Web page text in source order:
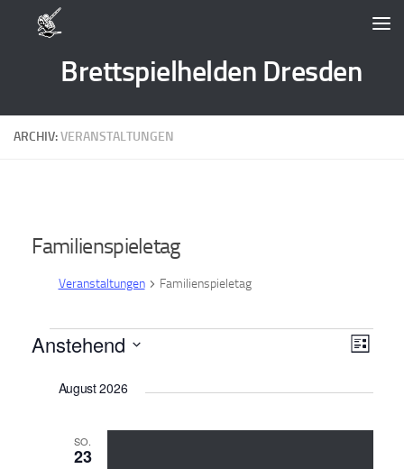
Zum Inhalt springen
Brettspielhelden Dresden
ARCHIV:VERANSTALTUNGEN
Familienspieletag
Veranstaltungen Familienspieletag
Veranstaltungen
A
s
i
V
r
Liste
Anstehend
wählen.August 2026
SO.
23